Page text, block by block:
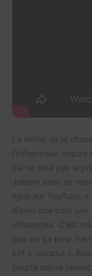
La milieu de la
l’influenceur,
Ce ne sera pas la
Johann avec un
ligne sur YouTube.
disent que c’est une
influenceur. C’est
pas sur ça pour me
kiff », conclut il.
pourra suivre